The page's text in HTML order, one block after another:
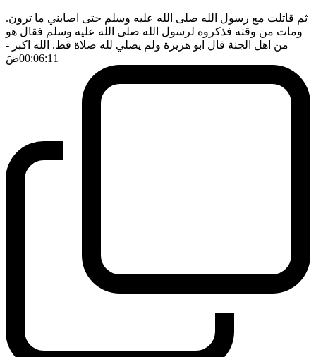
ثم قاتلت مع رسول الله صلى الله عليه وسلم حتى اصابني ما ترون.
ومات من وقته فذكروه لرسول الله صلى الله عليه وسلم فقال هو
من اهل الجنة قال ابو هريرة ولم يصلي لله صلاة قط. الله اكبر -
00:06:11ضَ